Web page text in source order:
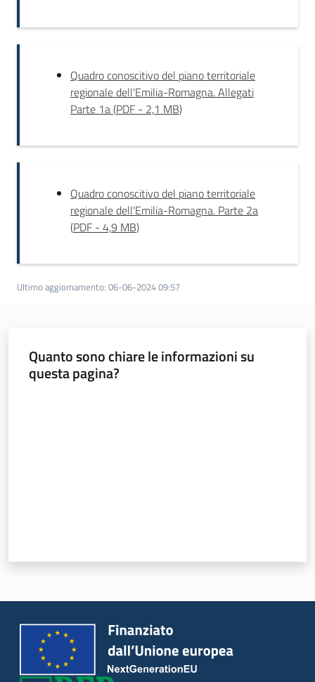
r
a
t
r
t
i
atti
Servizi
Leggi Atti Bandi
Piani Programmi
Quadro conoscitivo del piano territoriale
regionale dell'Emilia-Romagna. Allegati
Parte 1a(PDF - 2,1 MB)
Quadro conoscitivo del piano territoriale
regionale dell'Emilia-Romagna. Parte 2a
(PDF - 4,9 MB)
Ultimo aggiornamento: 06-06-2024 09:57
Quanto sono chiare le informazioni su
questa pagina?